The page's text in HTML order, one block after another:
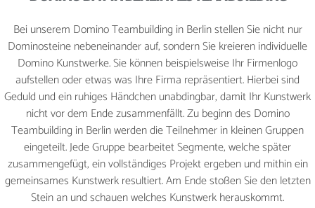
WEIHNACHTSFEIER
KONTAKT
JETZT BUCHEN
Bei unserem Domino Teambuilding in Berlin stellen Sie nicht nur
Dominosteine nebeneinander auf, sondern Sie kreieren individuelle
Domino Kunstwerke. Sie können beispielsweise Ihr Firmenlogo
aufstellen oder etwas was Ihre Firma repräsentiert. Hierbei sind
Geduld und ein ruhiges Händchen unabdingbar, damit Ihr Kunstwerk
nicht vor dem Ende zusammenfällt. Zu beginn des Domino
Teambuilding in Berlin werden die Teilnehmer in kleinen Gruppen
eingeteilt. Jede Gruppe bearbeitet Segmente, welche später
zusammengefügt, ein vollständiges Projekt ergeben und mithin ein
gemeinsames Kunstwerk resultiert. Am Ende stoßen Sie den letzten
Stein an und schauen welches Kunstwerk herauskommt.